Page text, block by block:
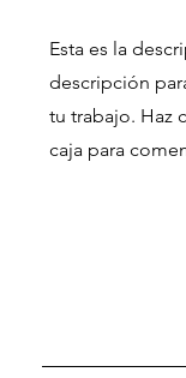
Esta es la
descripción
tu trabajo. Haz
caja para